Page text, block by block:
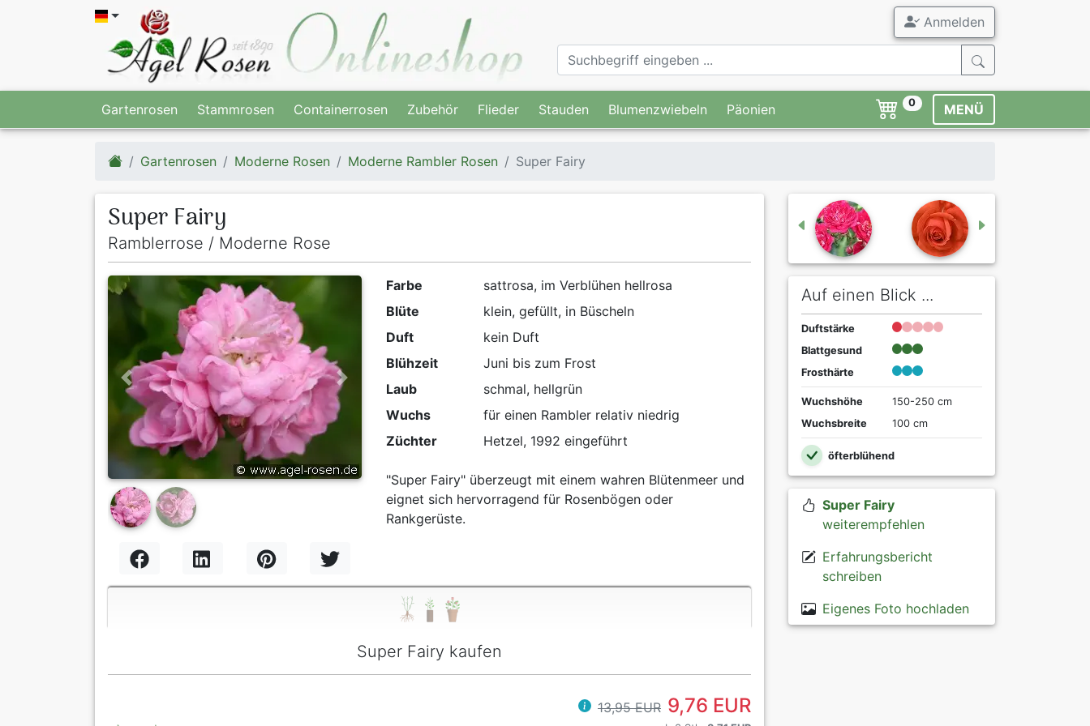
Anmelden
Gartenrosen Stammrosen Containerrosen Zubehör Flieder Stauden Blumenzwiebeln Päonien 0 MENÜ
Gartenrosen Moderne Rosen Moderne Rambler Rosen Super Fairy
Super Fairy
Ramblerrose / Moderne Rose
Previous Next
Farbe
sattrosa, im Verblühen hellrosa
Blüte
klein, gefüllt, in Büscheln
Duft
kein Duft
Blühzeit
Juni bis zum Frost
Laub
schmal, hellgrün
Wuchs
für einen Rambler relativ niedrig
Züchter
Hetzel, 1992 eingeführt
"Super Fairy" überzeugt mit einem wahren Blütenmeer und
eignet sich hervorragend für Rosenbögen oder
Rankgerüste.
Super Fairy kaufen
13,95 EUR 9,76 EUR
Auf einen Blick ...
Duftstärke
Blattgesund
Frosthärte
Wuchshöhe
150-250 cm
Wuchsbreite
100 cm
öfterblühend
Super Fairy
weiterempfehlen
Erfahrungsbericht
schreiben
Eigenes Foto hochladen